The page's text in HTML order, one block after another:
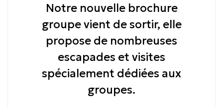
Notre nouvelle brochure
groupe vient de sortir, elle
propose de nombreuses
escapades et visites
spécialement dédiées aux
groupes.